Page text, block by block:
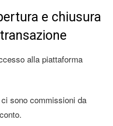
e chiusura
alla piattaforma
sono commissioni da